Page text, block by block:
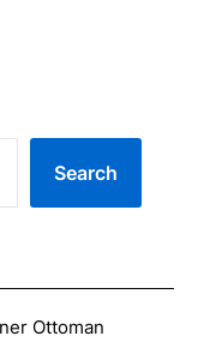
Search
Ottoman